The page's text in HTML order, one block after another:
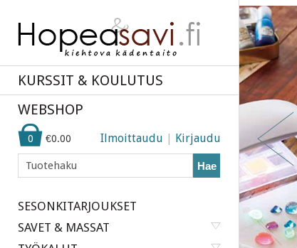
KURSSIT & KOULUTUS
WEBSHOP
Ilmoittaudu | Kirjaudu
0 €0.00
Hae
SESONKITARJOUKSET
SAVET & MASSAT
auringon valo)